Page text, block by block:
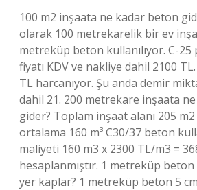
100 m2 inşaata ne kadar beton
olarak 100 metrekarelik bir ev
metreküp beton kullanılıyor. C-
fiyatı KDV ve nakliye dahil 2100
TL harcanıyor. Şu anda demir
dahil 21. 200 metrekare inşaata
gider? Toplam inşaat alanı 205
ortalama 160 m³ C30/37 beton
maliyeti 160 m3 x 2300 TL/m3 =
hesaplanmıştır. 1 metreküp
yer kaplar? 1 metreküp beton 5 cm